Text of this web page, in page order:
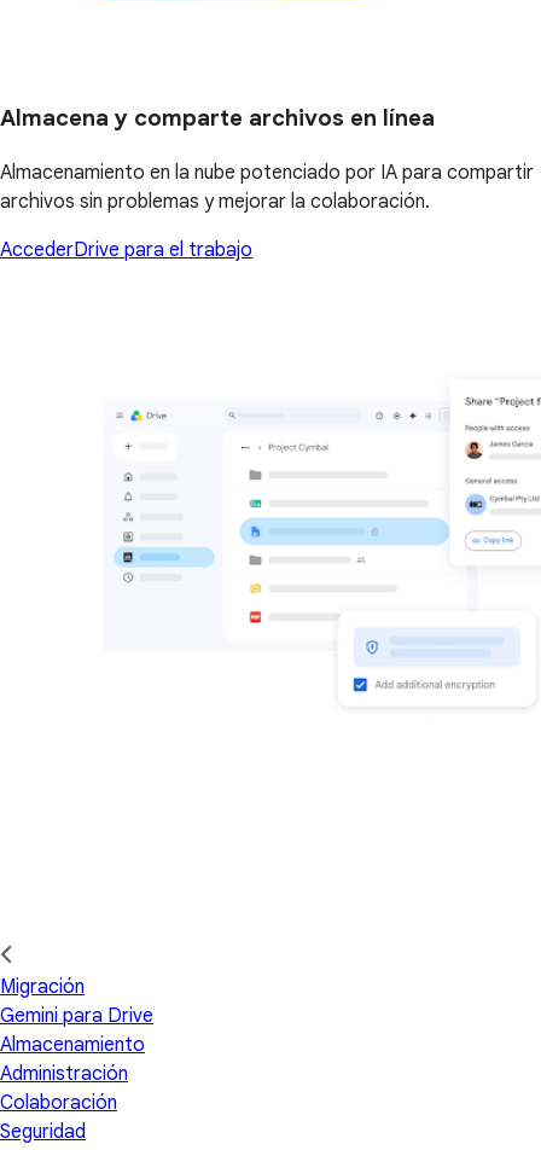
Almacena y comparte archivos en línea
Almacenamiento en la nube potenciado por IA para compartir
archivos sin problemas y mejorar la colaboración.
AccederDrive para el trabajo
Migración
Gemini para Drive
Almacenamiento
Administración
Colaboración
Seguridad